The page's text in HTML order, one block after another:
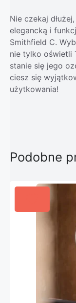
Nie czekaj
elegancką i
Smithfield C.
nie tylko oświetli
stanie się jego
ciesz się
użytkowania!
Podobne